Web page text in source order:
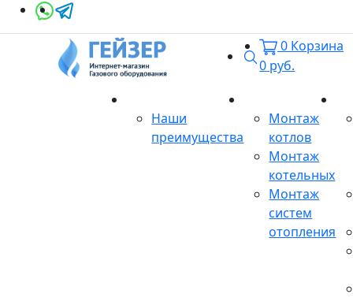
Поиск
0 Корзина
0 руб.
Наши
преимущества
Монтаж
котлов
Монтаж
котельных
Монтаж
систем
отопления